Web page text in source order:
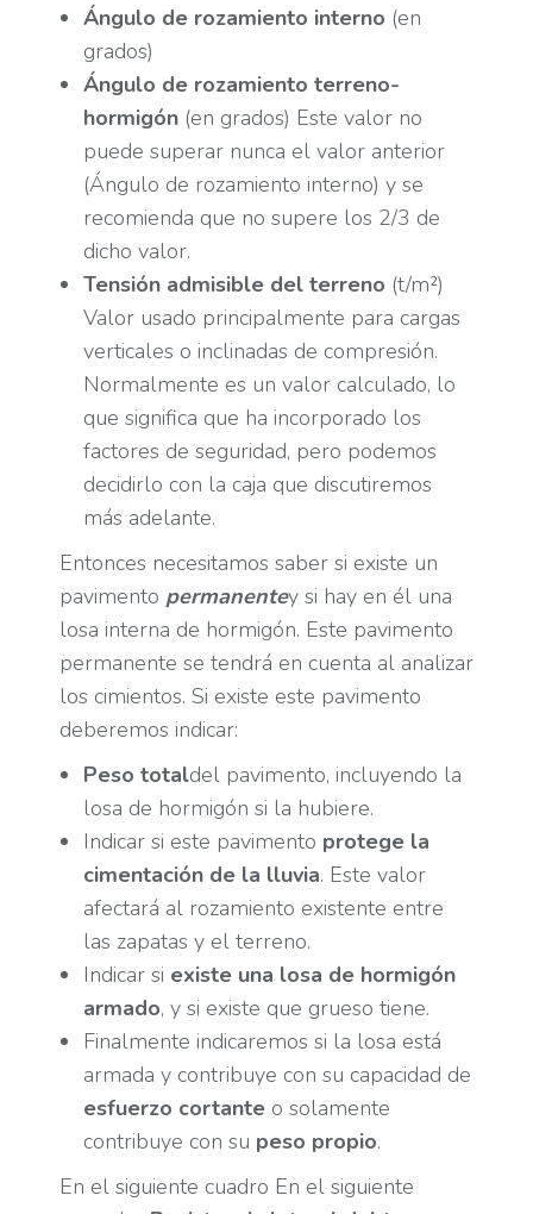
Ángulo de rozamiento interno (en
grados)
Ángulo de rozamiento terreno-
hormigón (en grados) Este valor no
puede superar nunca el valor anterior
(Ángulo de rozamiento interno) y se
recomienda que no supere los 2/3 de
dicho valor.
Tensión admisible del terreno (t/m²)
Valor usado principalmente para cargas
verticales o inclinadas de compresión.
Normalmente es un valor calculado, lo
que significa que ha incorporado los
factores de seguridad, pero podemos
decidirlo con la caja que discutiremos
más adelante.
Entonces necesitamos saber si existe un
pavimento permanentey si hay en él una
losa interna de hormigón. Este pavimento
permanente se tendrá en cuenta al analizar
los cimientos. Si existe este pavimento
deberemos indicar:
Peso totaldel pavimento, incluyendo la
losa de hormigón si la hubiere.
Indicar si este pavimento protege la
cimentación de la lluvia. Este valor
afectará al rozamiento existente entre
las zapatas y el terreno.
Indicar si existe una losa de hormigón
armado, y si existe que grueso tiene.
Finalmente indicaremos si la losa está
armada y contribuye con su capacidad de
esfuerzo cortante o solamente
contribuye con su peso propio.
En el siguiente cuadro En el siguiente